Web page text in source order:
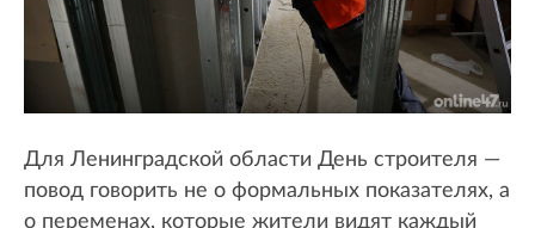
Для Ленинградской области День строителя —
повод говорить не о формальных показателях, а
о переменах, которые жители видят каждый